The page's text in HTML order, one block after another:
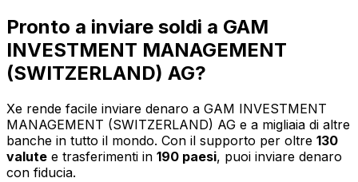
Pronto a inviare soldi a GAM
INVESTMENT MANAGEMENT
(SWITZERLAND) AG?
Xe rende facile inviare denaro a GAM INVESTMENT
MANAGEMENT (SWITZERLAND) AG e a migliaia di altre
banche in tutto il mondo. Con il supporto per oltre 130
valute e trasferimenti in 190 paesi, puoi inviare denaro
con fiducia.